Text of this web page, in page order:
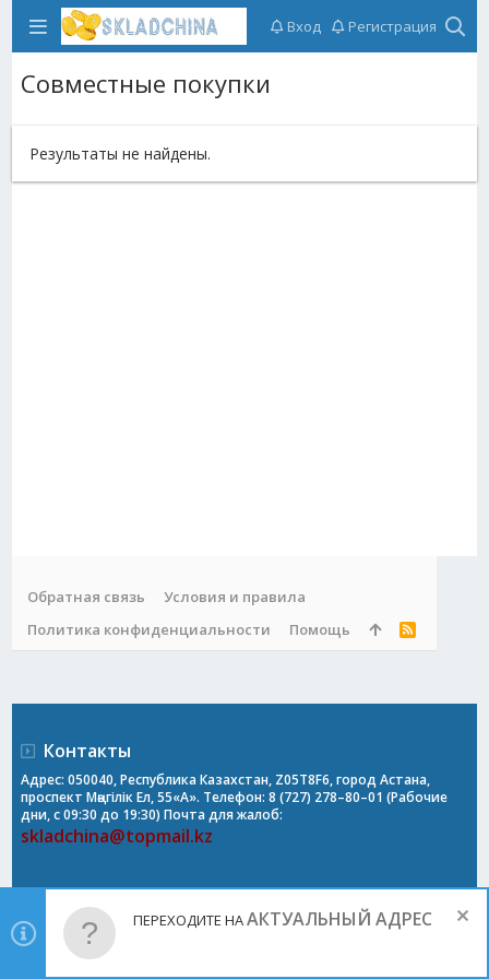
Вход Регистрация
Совместные покупки
Результаты не найдены.
Обратная связь
Условия и правила
Политика конфиденциальности
Помощь
R
Контакты
Адрес: 050040, Республика Казахстан, Z05T8F6, город Астана,
проспект Мәңгілік Ел, 55«А». Телефон: 8 (727) 278–80–01 (Рабочие
дни, с 09:30 до 19:30) Почта для жалоб:
skladchina@topmail.kz
ПЕРЕХОДИТЕ НААКТУАЛЬНЫЙ АДРЕС